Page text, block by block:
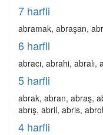
7 harfli
abramak, abraşan,
6 harfli
abracı, abrahi, abralı,
5 harfli
abrak, abran, abraş,
abrış, abril, abris,
4 harfli